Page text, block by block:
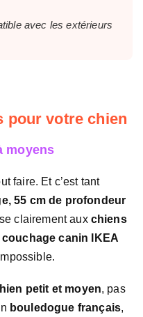
avec les extérieurs
pour votre chien
moyens
faire. Et c’est tant
55 cm de profondeur
clairement aux chiens
couchage canin IKEA
petit et moyen, pas
bouledogue français,